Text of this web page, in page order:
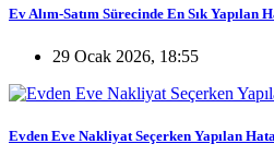
Ev Alım-Satım Sürecinde En Sık Yapılan
29 Ocak 2026, 18:55
Evden Eve Nakliyat Seçerken Yapılan